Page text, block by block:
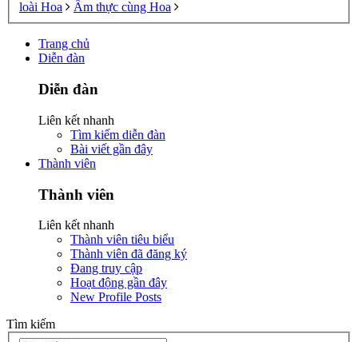
loài Hoa Ẩm thực cùng Hoa
Trang chủ
Diễn đàn
Diễn đàn
Liên kết nhanh
Tìm kiếm diễn đàn
Bài viết gần đây
Thành viên
Thành viên
Liên kết nhanh
Thành viên tiêu biểu
Thành viên đã đăng ký
Đang truy cập
Hoạt động gần đây
New Profile Posts
Tìm kiếm